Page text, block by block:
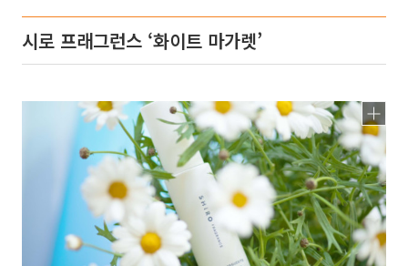
시로 프래그런스 ‘화이트 마가렛’